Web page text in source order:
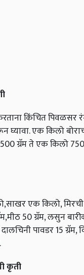
किंचित पिवळसर
घ्यावा. एक किलो
ग्रॅम ते एक किलो
एक किलो, मिरची
50 ग्रॅम, लसुन
पावडर 15 ग्रॅम,
कृती